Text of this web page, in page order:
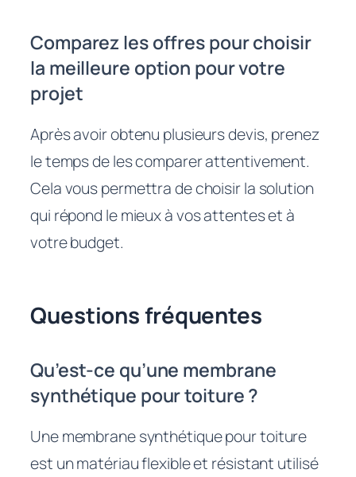
Comparez les offres pour choisir
la meilleure option pour votre
projet
Après avoir obtenu plusieurs devis, prenez
le temps de les comparer attentivement.
Cela vous permettra de choisir la solution
qui répond le mieux à vos attentes et à
votre budget.
Questions fréquentes
Qu’est-ce qu’une membrane
synthétique pour toiture ?
Une membrane synthétique pour toiture
est un matériau flexible et résistant utilisé